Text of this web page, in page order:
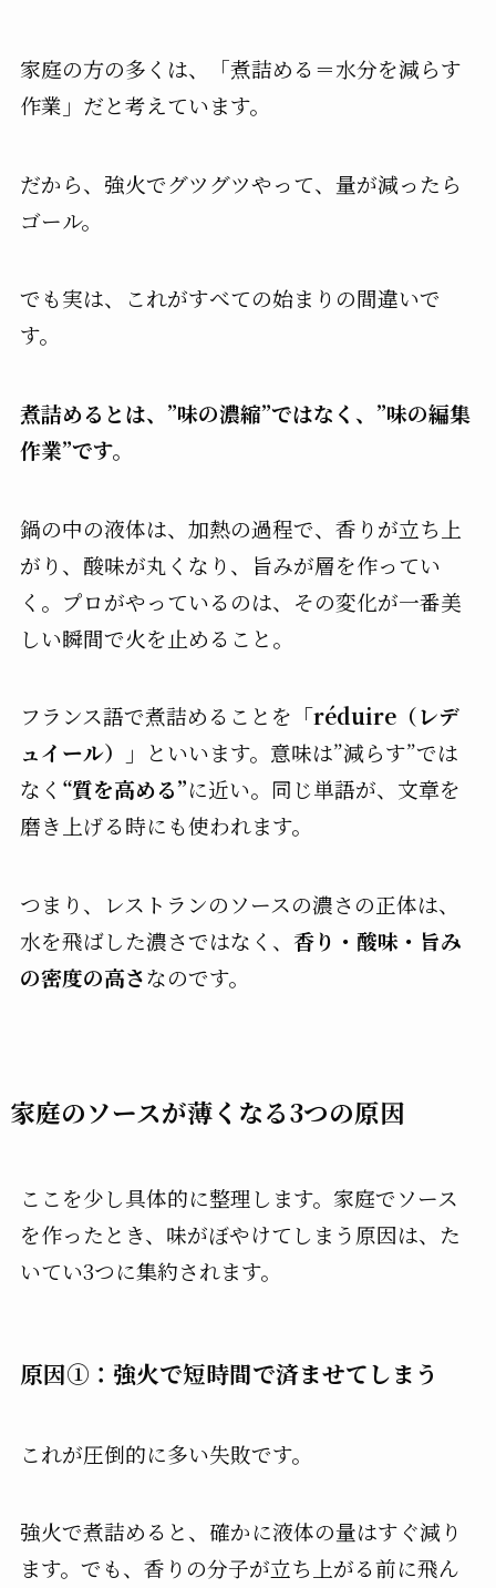
家庭の方の多くは、「煮詰める＝水分を減らす
作業」だと考えています。
だから、強火でグツグツやって、量が減ったら
ゴール。
でも実は、これがすべての始まりの間違いで
す。
煮詰めるとは、”味の濃縮”ではなく、”味の編集
作業”です。
鍋の中の液体は、加熱の過程で、香りが立ち上
がり、酸味が丸くなり、旨みが層を作ってい
く。プロがやっているのは、その変化が一番美
しい瞬間で火を止めること。
フランス語で煮詰めることを 「réduire（レデ
ュイール）」 といいます。意味は”減らす”では
なく “質を高める”に近い。同じ単語が、文章を
磨き上げる時にも使われます。
つまり、レストランのソースの濃さの正体は、
水を飛ばした濃さではなく、 香り・酸味・旨み
の密度の高さなのです。
家庭のソースが薄くなる3つの原因
ここを少し具体的に整理します。家庭でソース
を作ったとき、味がぼやけてしまう原因は、た
いてい3つに集約されます。
原因①：強火で短時間で済ませてしまう
これが圧倒的に多い失敗です。
強火で煮詰めると、確かに液体の量はすぐ減り
ます。でも、香りの分子が立ち上がる前に飛ん